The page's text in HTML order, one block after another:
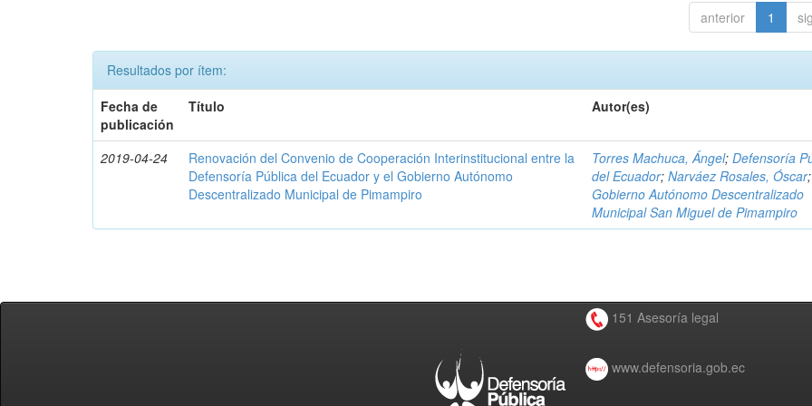
anterior 1
Resultados por ítem:
Fecha de
publicación
Título Autor(es)
2019-04-24
Renovación del Convenio de Cooperación Interinstitucional entre la
Defensoría Pública del Ecuador y el Gobierno Autónomo
Descentralizado Municipal de Pimampiro
Torres Machuca, Ángel;Defensoría
del Ecuador;Narváez Rosales, Óscar;
Gobierno Autónomo Descentralizado
Municipal San Miguel de Pimampiro
151 Asesoría legal
www.defensoria.gob.ec